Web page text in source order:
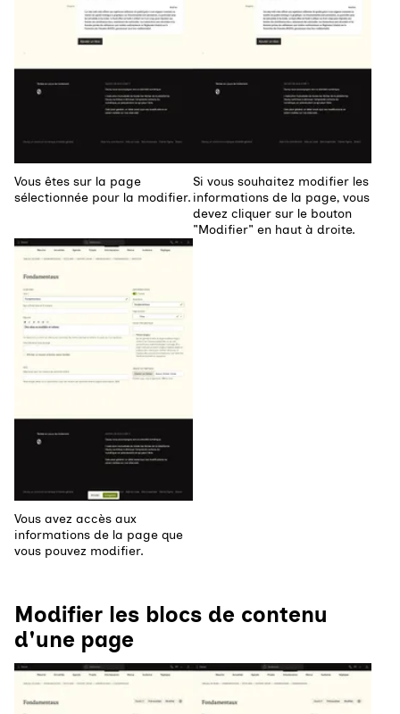
Vous êtes sur la page
sélectionnée pour la modifier.
Si vous souhaitez modifier les
informations de la page, vous
devez cliquer sur le bouton
"Modifier" en haut à droite.
Agrandir
Vous avez accès aux
informations de la page que
vous pouvez modifier.
Modifier les blocs de contenu
d'une page
Agrandir Agrandir l'image